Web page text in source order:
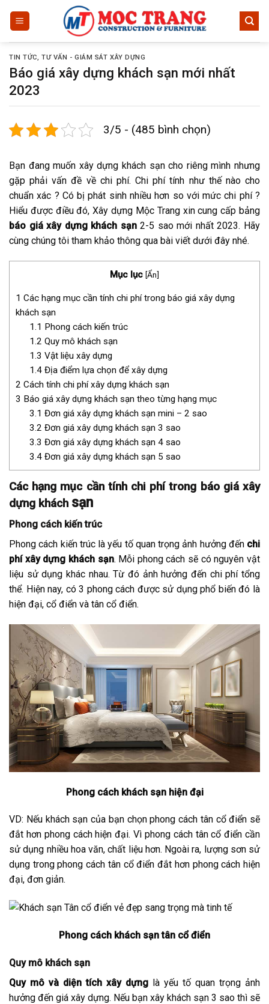
dungTIN TỨC,TƯ VẤN - GIÁM SÁT XÂY DỰNG
Báo giá xây dựng khách sạn mới nhất
2023
3/5 - (485 bình chọn)
Bạn đang muốn xây dựng khách sạn cho riêng mình nhưng
gặp phải vấn đề về chi phí. Chi phí tính như thế nào cho
chuẩn xác ? Có bị phát sinh nhiều hơn so với mức chi phí ?
Hiểu được điều đó, Xây dựng Mộc Trang xin cung cấp bảng
báo giá xây dựng khách sạn2-5 sao mới nhất 2023. Hãy
cùng chúng tôi tham khảo thông qua bài viết dưới đây nhé.
Mục lục [Ẩn]
1 Các hạng mục cần tính chi phí trong báo giá xây dựng
khách sạn
1.1 Phong cách kiến trúc
1.2 Quy mô khách sạn
1.3 Vật liệu xây dựng
1.4Địa điểm lựa chọn để xây dựng
2 Cách tính chi phí xây dựng khách sạn
3 Báo giá xây dựng khách sạn theo từng hạng mục
3.1 Đơn giá xây dựng khách sạn mini – 2 sao
3.2 Đơn giá xây dựng khách sạn 3 sao
3.3 Đơn giá xây dựng khách sạn 4 sao
3.4Đơn giá xây dựng khách sạn 5 sao
Các hạng mục cần tính chi phí trong báo giá xây
dựng khách sạn
Phong cách kiến trúc
Phong cách kiến trúc là yếu tố quan trọng ảnh hưởng đến chi
phí xây dựng khách sạn. Mỗi phong cách sẽ có nguyên vật
liệu sử dụng khác nhau. Từ đó ảnh hưởng đến chi phí tổng
thể. Hiện nay, có 3 phong cách được sử dụng phổ biến đó là
hiện đại, cổ điển và tân cổ điển.
Phong cách khách sạn hiện đại
VD: Nếu khách sạn của bạn chọn phong cách tân cổ điển sẽ
đắt hơn phong cách hiện đại. Vì phong cách tân cổ điển cần
sử dụng nhiều hoa văn, chất liệu hơn. Ngoài ra, lượng sơn sử
dụng trong phong cách tân cổ điển đắt hơn phong cách hiện
đại, đơn giản.
Phong cách khách sạn tân cổ điển
Quy mô khách sạn
Quy mô và diện tích xây dựng là yếu tố quan trọng ảnh
hưởng đến giá xây dựng. Nếu bạn xây khách sạn 3 sao thì sẽ